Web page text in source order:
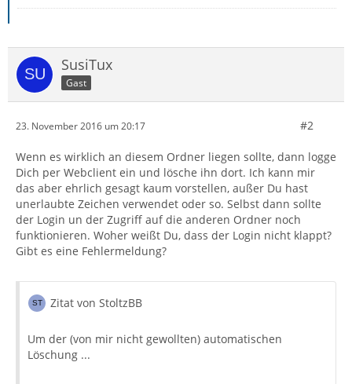
SusiTux
Gast
23. November 2016 um 20:17 #2
Wenn es wirklich an diesem Ordner liegen sollte, dann logge
Dich per Webclient ein und lösche ihn dort. Ich kann mir
das aber ehrlich gesagt kaum vorstellen, außer Du hast
unerlaubte Zeichen verwendet oder so. Selbst dann sollte
der Login un der Zugriff auf die anderen Ordner noch
funktionieren. Woher weißt Du, dass der Login nicht klappt?
Gibt es eine Fehlermeldung?
Zitat von StoltzBB
Um der (von mir nicht gewollten) automatischen
Löschung ...